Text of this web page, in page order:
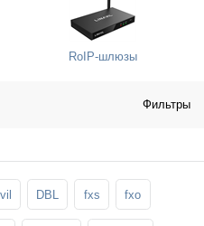
RoIP-шлюзы
Фильтры
DBL fxs fxo